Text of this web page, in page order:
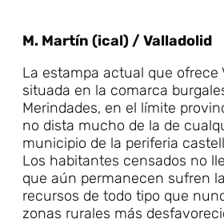
M. Martín (ical) / Valladolid
La estampa actual que ofrece
situada en la comarca
Merindades, en el límite
no dista mucho de la de
municipio de la periferia
Los habitantes censados no
que aún permanecen sufren
recursos de todo tipo que
zonas rurales más